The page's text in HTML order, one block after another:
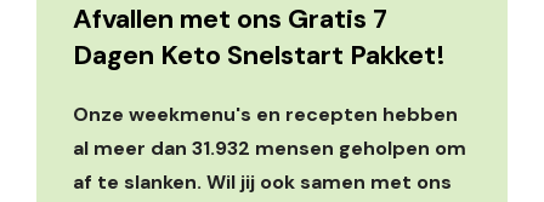
Afvallen met ons Gratis 7
Dagen Keto Snelstart Pakket!
Onze weekmenu's en recepten hebben
al meer dan 31.932 mensen geholpen om
af te slanken. Wil jij ook samen met ons